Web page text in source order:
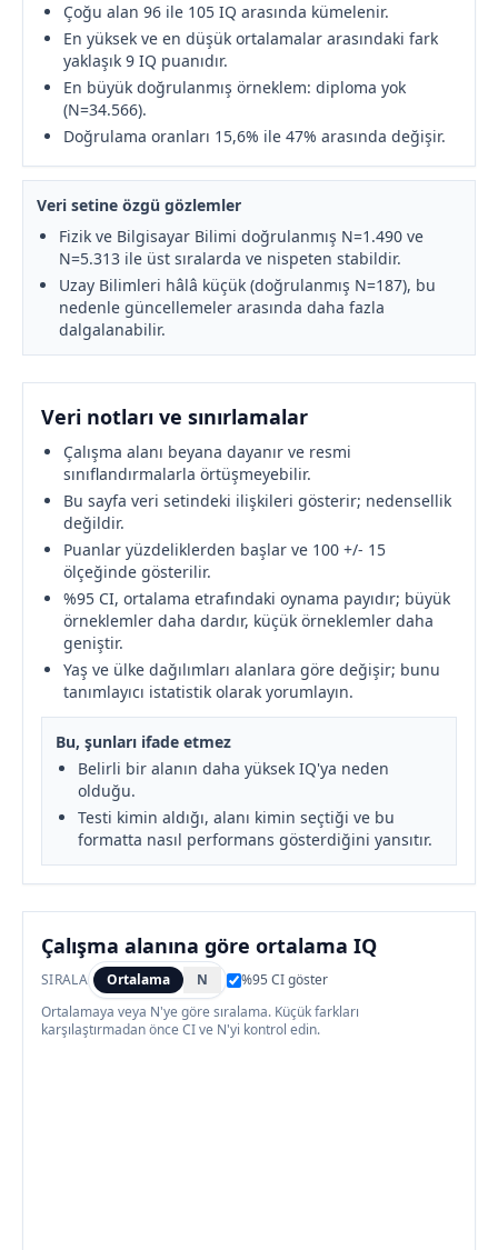
Çoğu alan 96 ile 105 IQ arasında kümelenir.
En yüksek ve en düşük ortalamalar arasındaki fark
yaklaşık 9 IQ puanıdır.
En büyük doğrulanmış örneklem: diploma yok
(N=34.566).
Doğrulama oranları 15,6% ile 47% arasında değişir.
Veri setine özgü gözlemler
Fizik ve Bilgisayar Bilimi doğrulanmış N=1.490 ve
N=5.313 ile üst sıralarda ve nispeten stabildir.
Uzay Bilimleri hâlâ küçük (doğrulanmış N=187), bu
nedenle güncellemeler arasında daha fazla
dalgalanabilir.
Veri notları ve sınırlamalar
Çalışma alanı beyana dayanır ve resmi
sınıflandırmalarla örtüşmeyebilir.
Bu sayfa veri setindeki ilişkileri gösterir; nedensellik
değildir.
Puanlar yüzdeliklerden başlar ve 100 +/- 15
ölçeğinde gösterilir.
%95 CI, ortalama etrafındaki oynama payıdır; büyük
örneklemler daha dardır, küçük örneklemler daha
geniştir.
Yaş ve ülke dağılımları alanlara göre değişir; bunu
tanımlayıcı istatistik olarak yorumlayın.
Bu, şunları ifade etmez
Belirli bir alanın daha yüksek IQ'ya neden
olduğu.
Testi kimin aldığı, alanı kimin seçtiği ve bu
formatta nasıl performans gösterdiğini yansıtır.
Çalışma alanına göre ortalama IQ
SIRALA Ortalama N
%95 CI göster
Ortalamaya veya N'ye göre sıralama. Küçük farkları
karşılaştırmadan önce CI ve N'yi kontrol edin.